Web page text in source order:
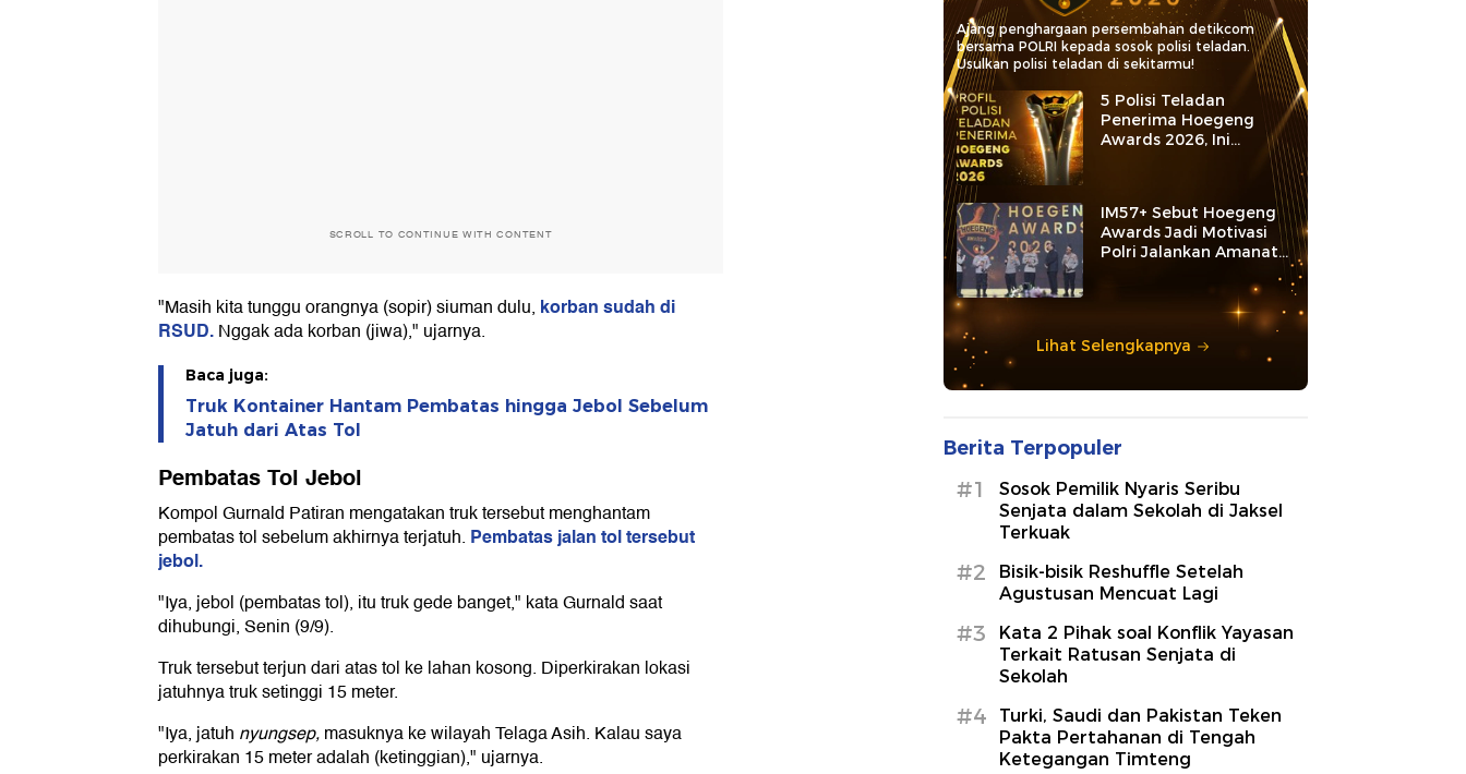
SCROLL TO CONTINUE WITH CONTENT
"Masih kita tunggu orangnya (sopir) siuman dulu, korban sudah di
RSUD.Nggak ada korban (jiwa)," ujarnya.
Baca juga:
Truk Kontainer Hantam Pembatas hingga Jebol Sebelum
Jatuh dari Atas Tol
Pembatas Tol Jebol
Kompol Gurnald Patiran mengatakan truk tersebut menghantam
pembatas tol sebelum akhirnya terjatuh. Pembatas jalan tol tersebut
jebol.
"Iya, jebol (pembatas tol), itu truk gede banget," kata Gurnald saat
dihubungi, Senin (9/9).
Truk tersebut terjun dari atas tol ke lahan kosong. Diperkirakan lokasi
jatuhnya truk setinggi 15 meter.
"Iya, jatuh nyungsep,masuknya ke wilayah Telaga Asih. Kalau saya
perkirakan 15 meter adalah (ketinggian)," ujarnya.
Ajang penghargaan persembahan detikcom
bersama POLRI kepada sosok polisi teladan.
Usulkan polisi teladan di sekitarmu!
5 Polisi Teladan
Penerima Hoegeng
Awards 2026, Ini
Kategori dan Kiprahnya
IM57+ Sebut Hoegeng
Awards Jadi Motivasi
Polri Jalankan Amanat
Lihat Selengkapnya
Berita Terpopuler
#1
Sosok Pemilik Nyaris Seribu
Senjata dalam Sekolah di Jaksel
Terkuak
#2
Bisik-bisik Reshuffle Setelah
Agustusan Mencuat Lagi
#3
Kata 2 Pihak soal Konflik Yayasan
Terkait Ratusan Senjata di
Sekolah
#4
Turki, Saudi dan Pakistan Teken
Pakta Pertahanan di Tengah
Ketegangan Timteng